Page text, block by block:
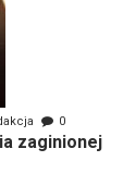
0
zaginionej